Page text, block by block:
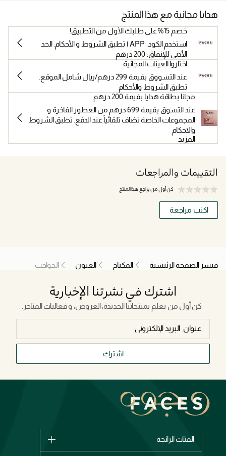
هدايا مجانية مع هذا المنتج
خصم 15% على طلبك الأول من التطبيق!
استخدم الكود: APP | تطبق الشروط و الأحكام. الحد
الأدنى للإنفاق: 200 درهم
اختاروا العينات المجانية
عند التسووق بقيمة 299 درهم/ريال شامل الموقع.
تطبق الشروط والأحكام
مجانا بطاقة هدايا بقيمة 200 درهم
عند التسوق بقيمة 699 درهم من العطور الفاخرة و
المجموعات الخاصة تضاف تلقائياً عند الدفع. تطبق الشروط
والاحكام
المزيد
التقييمات والمراجعات
كن أول من يراجع هذا المنتج
اكتب مراجعة
فيسز الصفحة الرئيسية المكياج العيون الحواجب
اشترك في نشرتنا الإخبارية
كن أول من يعلم بمنتجاتنا الجديدة، العروض، و فعاليات المتاجر.
اشترك
الفئات الرائجة